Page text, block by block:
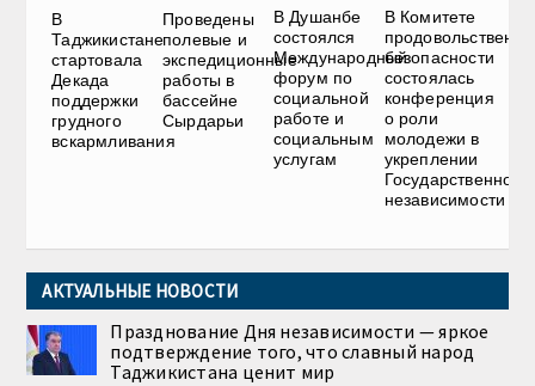
В
Таджикистане
стартовала
Декада
поддержки
грудного
вскармливания
Проведены
полевые и
экспедиционные
работы в
бассейне
Сырдарьи
В Душанбе
состоялся
Международный
форум по
социальной
работе и
социальным
услугам
В Комитете
безопасности
состоялась
конференция
о роли
молодежи в
укреплении
Государственной
независимости
АКТУАЛЬНЫЕ НОВОСТИ
Празднование Дня независимости — яркое
подтверждение того, что славный народ
Таджикистана ценит мир